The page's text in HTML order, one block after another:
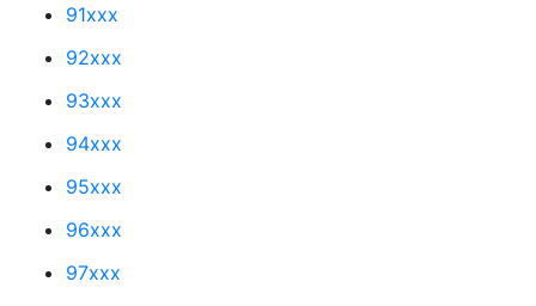
91xxx
92xxx
93xxx
94xxx
95xxx
96xxx
97xxx